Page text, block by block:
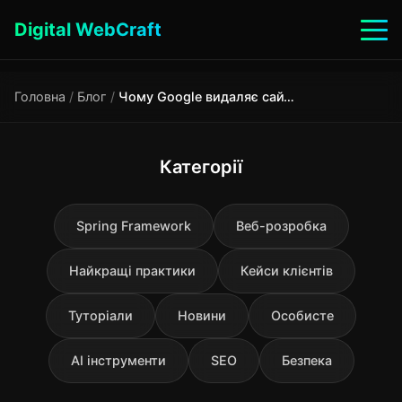
Digital WebCraft
Головна / Блог / Чому Google видаляє сайти? 7 смертних гріхів SEO, які можуть знищити ваш сайт
Категорії
Spring Framework Веб-розробка
Найкращі практики Кейси клієнтів
Туторіали Новини Особисте
AI інструменти SEO Безпека